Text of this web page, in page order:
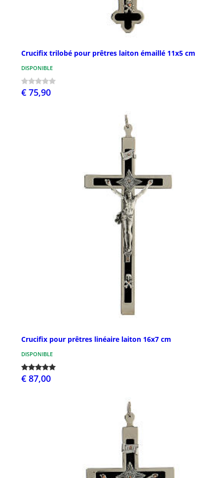
Crucifix trilobé pour prêtres laiton émaillé 11x5 cm
DISPONIBLE
€ 75,90
Crucifix pour prêtres linéaire laiton 16x7 cm
DISPONIBLE
€ 87,00